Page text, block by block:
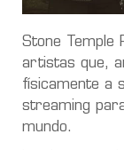
Stone Temple
artistas que,
físicamente a
streaming
mundo.